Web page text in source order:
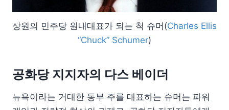
상원의 민주당 원내대표가 되는 척 슈머(Charles Ellis
“Chuck” Schumer)
공화당 지지자의 다스 베이더
뉴욕이라는 거대한 동부 주를 대표하는 슈머는 파워